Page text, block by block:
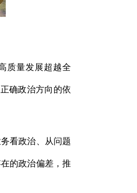
质量发展超越全
确政治方向的依
看政治、从问题
的政治偏差，推